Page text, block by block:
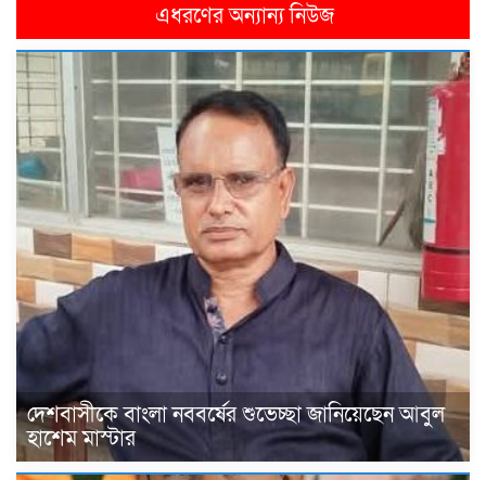
এধরণের অন্যান্য নিউজ
দেশবাসীকে বাংলা নববর্ষের শুভেচ্ছা জানিয়েছেন আবুল
হাশেম মাস্টার